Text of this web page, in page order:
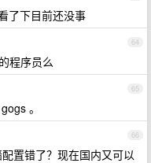
了下目前还没事
64
程序员么
65
。
66
置错了？现在国内又可以